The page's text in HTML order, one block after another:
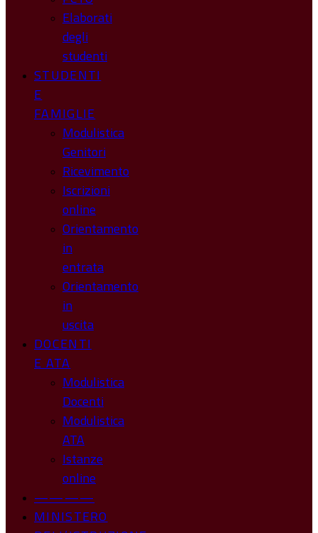
Elaborati
degli
studenti
STUDENTI
E
FAMIGLIE
Modulistica
Genitori
Ricevimento
Iscrizioni
online
Orientamento
in
entrata
Orientamento
in
uscita
DOCENTI
E ATA
Modulistica
Docenti
Modulistica
ATA
Istanze
online
————
MINISTERO